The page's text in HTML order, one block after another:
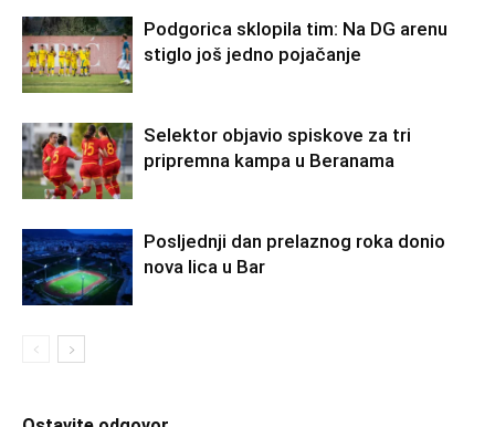
Podgorica sklopila tim: Na DG arenu
stiglo još jedno pojačanje
Selektor objavio spiskove za tri
pripremna kampa u Beranama
Posljednji dan prelaznog roka donio
nova lica u Bar